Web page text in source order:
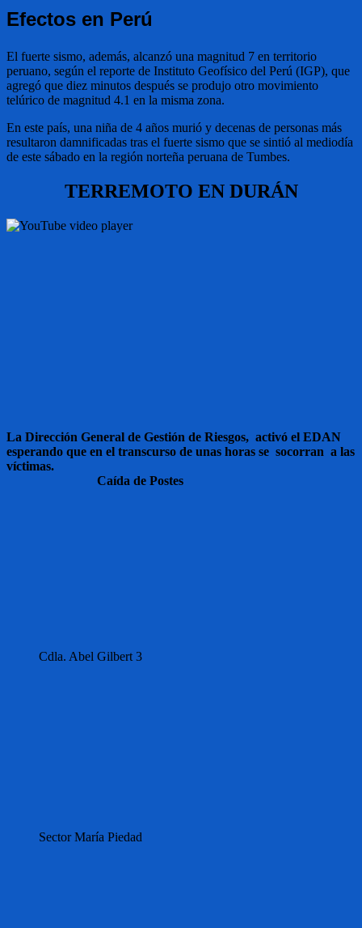
Efectos en Perú
El fuerte sismo, además, alcanzó una magnitud 7 en territorio
peruano, según el reporte de Instituto Geofísico del Perú (IGP), que
agregó que diez minutos después se produjo otro movimiento
telúrico de magnitud 4.1 en la misma zona.
En este país, una niña de 4 años murió y decenas de personas más
resultaron damnificadas tras el fuerte sismo que se sintió al mediodía
de este sábado en la región norteña peruana de Tumbes.
TERREMOTO EN DURÁN
La Dirección General de Gestión de Riesgos, activó el EDAN
esperando que en el transcurso de unas horas se socorran a las
víctimas.
Caída de Postes
Cdla. Abel Gilbert 3
Sector María Piedad